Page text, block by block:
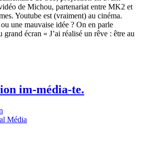
de Michou, partenariat entre MK2 et
Youtube est (vraiment) au cinéma.
une mauvaise idée ? On en parle
écran « J’ai réalisé un rêve : être au
im-média-te.
Média